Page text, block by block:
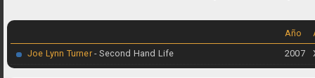
Año
Joe Lynn Turner- Second Hand Life 2007